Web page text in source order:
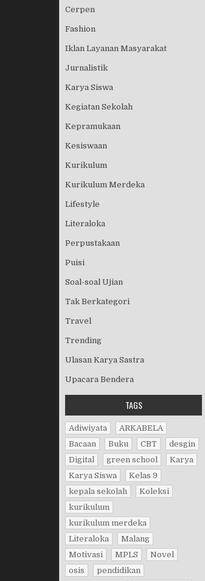
Cerpen
Fashion
Iklan Layanan Masyarakat
Jurnalistik
Karya Siswa
Kegiatan Sekolah
Kepramukaan
Kesiswaan
Kurikulum
Kurikulum Merdeka
Lifestyle
Literaloka
Perpustakaan
Puisi
Soal-soal Ujian
Tak Berkategori
Travel
Trending
Ulasan Karya Sastra
Upacara Bendera
TAGS
Adiwiyata
ARKABELA
Bacaan
Buku CBT
desgin
Digital
green school
Karya
Karya Siswa
Kelas 9
kepala sekolah
Koleksi
kurikulum
kurikulum merdeka
Literaloka
Malang
Motivasi
MPLS
Novel
osis
pendidikan